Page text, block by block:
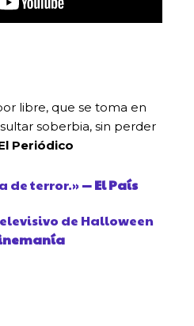
libre, que se toma en
soberbia, sin perder
Periódico
de terror.»— El País
de Halloween